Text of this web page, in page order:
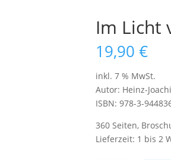
Im Licht
19,90€
inkl. 7 % MwSt.
Autor: Heinz-
ISBN: 978-3-
360 Seiten,
Lieferzeit: 1 bis 2